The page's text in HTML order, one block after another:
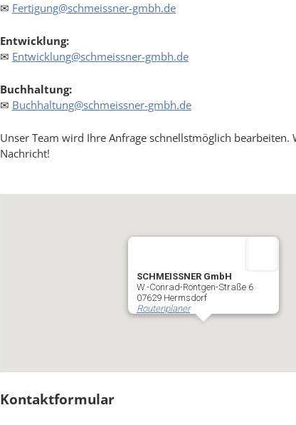
✉ Fertigung@schmeissner-gmbh.de
Entwicklung:
✉ Entwicklung@schmeissner-gmbh.de
Buchhaltung:
✉ Buchhaltung@schmeissner-gmbh.de
Unser Team wird Ihre Anfrage schnellstmöglich bearbeiten.
Nachricht!
SCHMEISSNER GmbH
W.-Conrad-Röntgen-Straße 6
07629 Hermsdorf
Routenplaner
Kontaktformular